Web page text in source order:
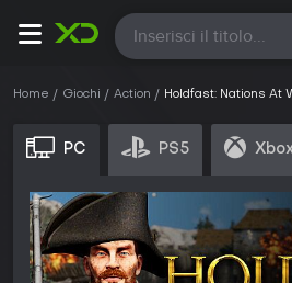
Tutte
Home Giochi Action Holdfast: Nations At
PC PS5